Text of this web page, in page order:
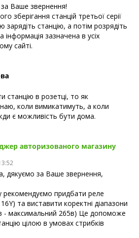
Ваше звернення!
зберігання станцій третьої серії
зарядіть станцію, а потім розрядіть
зазначена в усіх
сайті.
в розетці, то як
коли вимикатимуть, а коли
є можливість бути дома.
авторизованого магазину
дякуємо за Ваше звернення,
рекомендуємо придбати реле
та виставити коректні діапазони
- максимальний 265в) Це допоможе
цілою в умовах стрибків